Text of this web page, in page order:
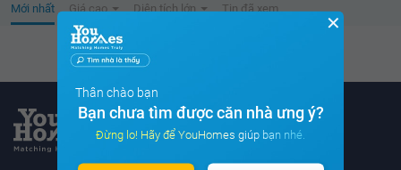
Mới nhất Giá cao Diện tích lớn Tin đã xem
Không tìm thấy tin bất động sản nào
✕
Thân chào bạn
Bạn chưa tìm được căn nhà ưng ý?
Đừng lo! Hãy để YouHomes giúp bạn nhé.